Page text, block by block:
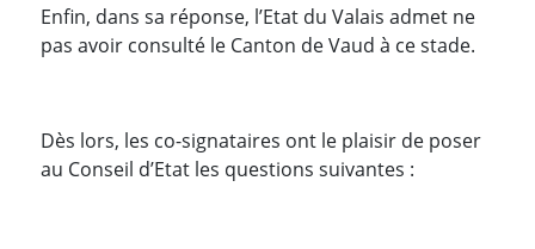
Enfin, dans sa réponse, l’Etat du Valais admet ne
pas avoir consulté le Canton de Vaud à ce stade.
Dès lors, les co-signataires ont le plaisir de poser
au Conseil d’Etat les questions suivantes :